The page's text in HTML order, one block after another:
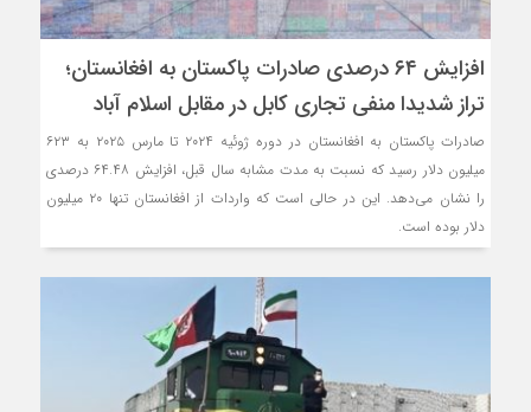
افزایش ۶۴ درصدی صادرات پاکستان به افغانستان؛
تراز شدیدا منفی تجاری کابل در مقابل اسلام آباد
صادرات پاکستان به افغانستان در دوره ژوئیه ۲۰۲۴ تا مارس ۲۰۲۵ به ۶۲۳
میلیون دلار رسید که نسبت به مدت مشابه سال قبل، افزایش ۶۴.۴۸ درصدی
را نشان می‌دهد. این در حالی است که واردات از افغانستان تنها ۲۰ میلیون
دلار بوده است.